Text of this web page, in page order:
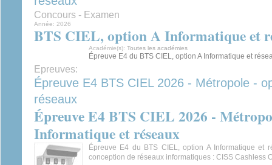
Concours - Examen
Année: 2026
BTS CIEL, option A Informatique et
Académie(s): Toutes les académies
Épreuve E4 du BTS CIEL, option A Informatique et
Epreuves:
Épreuve E4 BTS CIEL 2026 - Métropole -
réseaux
Épreuve E4 BTS CIEL 2026 -
Informatique et réseaux
Épreuve E4 du BTS CIEL, option A Informatique et
conception de réseaux informatiques : CISS Cashless